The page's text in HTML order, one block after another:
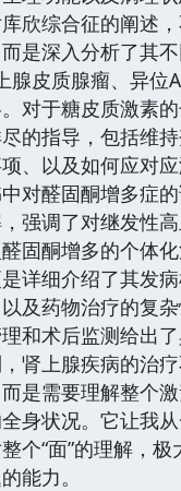
欣综合征的阐述
是深入分析了其
腺皮质腺瘤、异位
对于糖皮质激素
的指导，包括维
、以及如何应对
对醛固酮增多症
强调了对继发性
固酮增多的个体
详细介绍了其发
及药物治疗的复
和术后监测给出
肾上腺疾病的治
是需要理解整个
身状况。它让我从
个“面”的理解，
能力。